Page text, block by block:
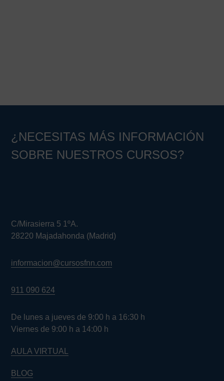
¿NECESITAS MÁS INFORMACIÓN
SOBRE NUESTROS CURSOS?
C/Mirasierra 5 1ºA.
28220 Majadahonda (Madrid)
informacion@cursosfnn.com
911 090 624
De lunes a jueves de 9:00 h a 16:30 h
Viernes de 9:00 h a 14:00 h
AULA VIRTUAL
BLOG